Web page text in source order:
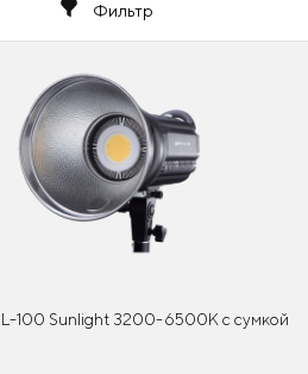
Фильтр
100 Sunlight 3200-6500K с сумкой